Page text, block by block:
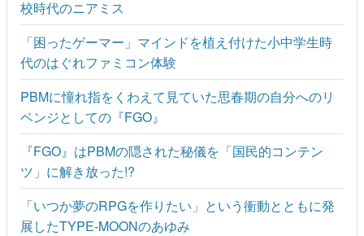
校時代のニアミス
「困ったゲーマー」マインドを植え付けた小中学生時
代のはぐれファミコン体験
PBMに憧れ指をくわえて見ていた思春期の自分へのリ
ベンジとしての『FGO』
『FGO』はPBMの隠された秘儀を「国民的コンテン
ツ」に解き放った!?
「いつか夢のRPGを作りたい」という衝動とともに発
展したTYPE-MOONのあゆみ